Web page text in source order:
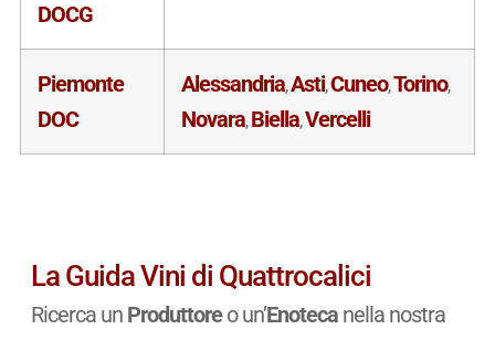
DOCG
Piemonte
DOC
Alessandria,Asti,Cuneo,Torino,
Novara,Biella,Vercelli
La Guida Vini di Quattrocalici
Ricerca un Produttoreo un’Enotecanella nostra